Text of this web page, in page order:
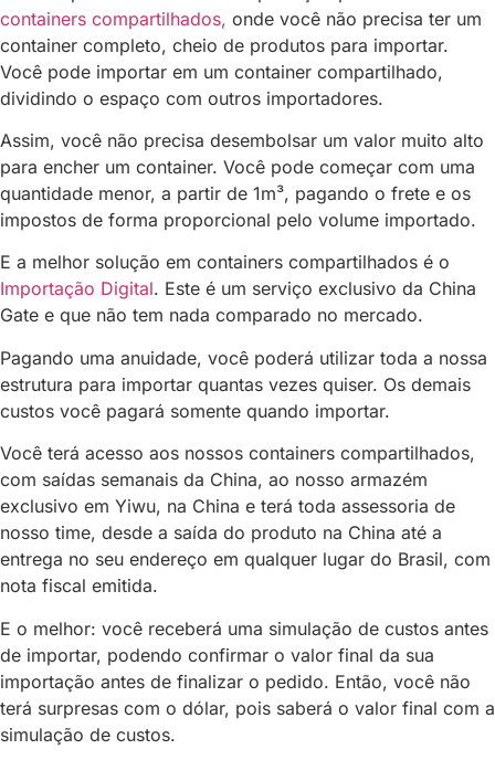
containers compartilhados, onde você não precisa ter um
container completo, cheio de produtos para importar.
Você pode importar em um container compartilhado,
dividindo o espaço com outros importadores.
Assim, você não precisa desembolsar um valor muito alto
para encher um container. Você pode começar com uma
quantidade menor, a partir de 1m³, pagando o frete e os
impostos de forma proporcional pelo volume importado.
E a melhor solução em containers compartilhados é o
Importação Digital. Este é um serviço exclusivo da China
Gate e que não tem nada comparado no mercado.
Pagando uma anuidade, você poderá utilizar toda a nossa
estrutura para importar quantas vezes quiser. Os demais
custos você pagará somente quando importar.
Você terá acesso aos nossos containers compartilhados,
com saídas semanais da China, ao nosso armazém
exclusivo em Yiwu, na China e terá toda assessoria de
nosso time, desde a saída do produto na China até a
entrega no seu endereço em qualquer lugar do Brasil, com
nota fiscal emitida.
E o melhor: você receberá uma simulação de custos antes
de importar, podendo confirmar o valor final da sua
importação antes de finalizar o pedido. Então, você não
terá surpresas com o dólar, pois saberá o valor final com a
simulação de custos.